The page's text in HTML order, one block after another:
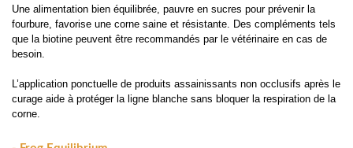
Une alimentation bien équilibrée, pauvre en sucres pour prévenir la
fourbure, favorise une corne saine et résistante. Des compléments tels
que la biotine peuvent être recommandés par le vétérinaire en cas de
besoin.
L’application ponctuelle de produits assainissants non occlusifs après le
curage aide à protéger la ligne blanche sans bloquer la respiration de la
corne.